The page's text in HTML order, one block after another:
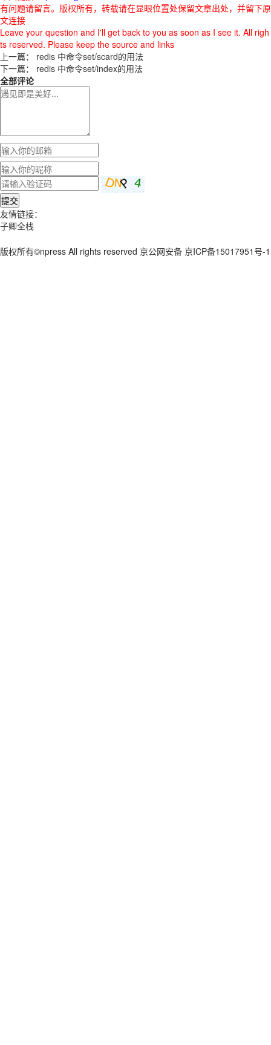
有问题请留言。版权所有，转载请在显眼位置处保留文章出处，并留下原
文连接
Leave your question and I'll get back to you as soon as I see it. All righ
ts reserved. Please keep the source and links
上一篇： redis 中命令set/scard的用法
下一篇： redis 中命令set/index的用法
全部评论
提交
友情链接：
子卿全栈
版权所有©npress All rights reserved 京公网安备 京ICP备15017951号-1